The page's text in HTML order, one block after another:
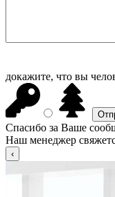
докажите, что вы
Спасибо за Ваше
Наш менеджер